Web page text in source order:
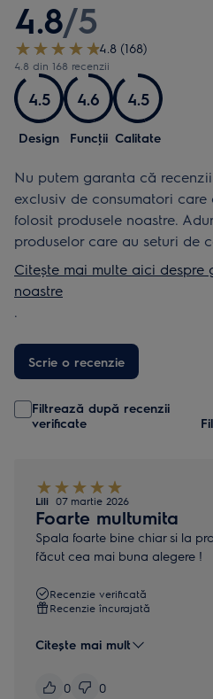
4.8/5
4.8 (168)
4.8 din 168 recenzii
4.5
Design
4.6
Funcţii
4.5
Calitate
Nu putem garanta că
exclusiv de consumatori
folosit produsele noastre.
produselor care au seturi de
Citește mai multe aici despre
noastre
.
Scrie o recenzie
Filtrează după recenzii
verificate
Lili 07 martie 2026
Foarte multumita
Spala foarte bine chiar si la
făcut cea mai buna alegere !
Recenzie verificată
Recenzie încurajată
Citește mai mult
0 0